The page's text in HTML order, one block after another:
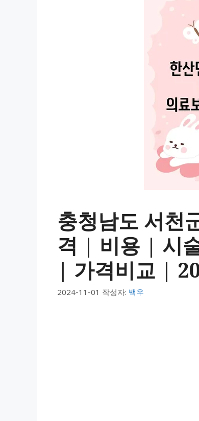
충청남도 서천
격 | 비용 | 시
| 가격비교 |
2024-11-01 작성자: 백우